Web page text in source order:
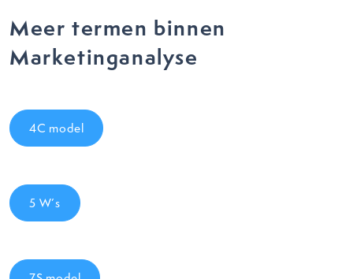
Meer termen binnen
Marketinganalyse
4C model
5 W’s